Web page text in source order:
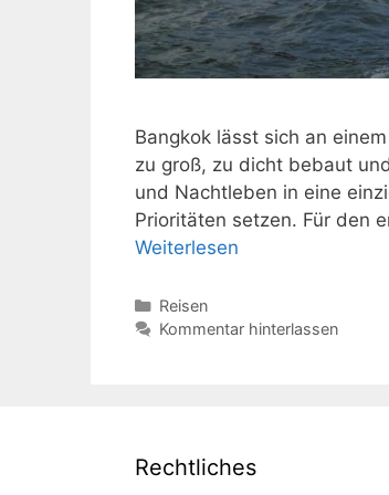
Bangkok lässt sich an
zu groß, zu dicht bebaut
und Nachtleben in eine
Prioritäten setzen. Für den
Weiterlesen
Kategorien
Reisen
Kommentar hinterlassen
Rechtliches